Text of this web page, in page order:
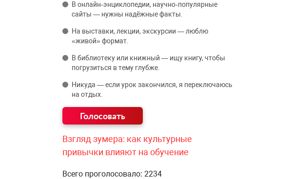
В онлайн‑энциклопедии, научно‑популярные
сайты — нужны надёжные факты.
На выставки, лекции, экскурсии — люблю
«живой» формат.
В библиотеку или книжный — ищу книгу, чтобы
погрузиться в тему глубже.
Никуда — если урок закончился, я переключаюсь
на отдых.
Взгляд зумера: как культурные
привычки влияют на обучение
Всего проголосовало: 2234